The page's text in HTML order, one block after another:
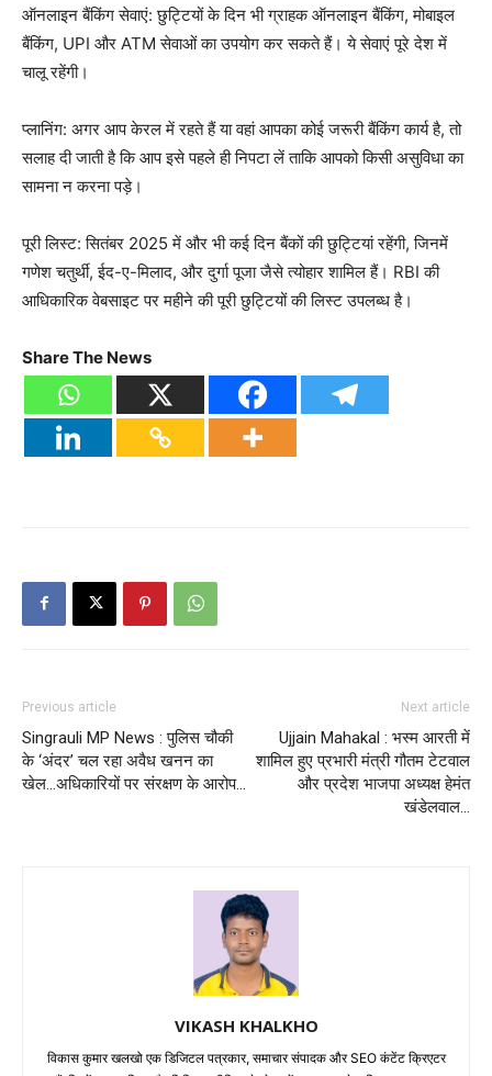
ऑनलाइन बैंकिंग सेवाएं: छुट्टियों के दिन भी ग्राहक ऑनलाइन बैंकिंग, मोबाइल
बैंकिंग, UPI और ATM सेवाओं का उपयोग कर सकते हैं। ये सेवाएं पूरे देश में
चालू रहेंगी।
प्लानिंग: अगर आप केरल में रहते हैं या वहां आपका कोई जरूरी बैंकिंग कार्य है, तो
सलाह दी जाती है कि आप इसे पहले ही निपटा लें ताकि आपको किसी असुविधा का
सामना न करना पड़े।
पूरी लिस्ट: सितंबर 2025 में और भी कई दिन बैंकों की छुट्टियां रहेंगी, जिनमें
गणेश चतुर्थी, ईद-ए-मिलाद, और दुर्गा पूजा जैसे त्योहार शामिल हैं। RBI की
आधिकारिक वेबसाइट पर महीने की पूरी छुट्टियों की लिस्ट उपलब्ध है।
Share The News
Previous article
Singrauli MP News : पुलिस चौकी
के ‘अंदर’ चल रहा अवैध खनन का
खेल…अधिकारियों पर संरक्षण के आरोप…
Next article
Ujjain Mahakal : भस्म आरती में
शामिल हुए प्रभारी मंत्री गौतम टेटवाल
और प्रदेश भाजपा अध्यक्ष हेमंत
खंडेलवाल…
VIKASH KHALKHO
विकास कुमार खलखो एक डिजिटल पत्रकार, समाचार संपादक और SEO कंटेंट क्रिएटर